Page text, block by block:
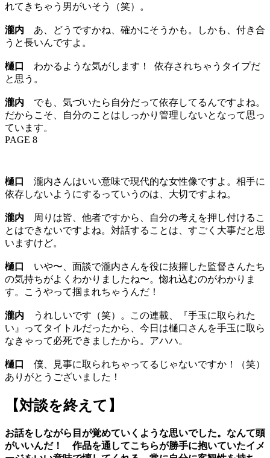
れてきちゃう男がいそう（笑）。
瀧内 あ、どうですかね、確かにそうかも。しかも、付き合
うと長いんですよ。
樋口
わかるような気がします！ 依存されちゃうタイプだ
と思う。
瀧内 でも、気づいたら自分だって依存してるんですよね。
だからこそ、自分のことはしっかり管理しないとなって思っ
ています。
PAGE 8
樋口
瀧内さんはいい意味で現代的な女性像ですよ。相手に
依存しないようにするっていうのは、大切ですよね。
瀧内 周りは皆、他者ですから、自分の考えを押し付けるこ
とはできないですよね。対話することは、すごく大事だと思
いますけど。
樋口
いや〜、面談で瀧内さんを役に抜擢した監督さんたち
の気持ちがよくわかりましたね〜。惚れ込むのがわかりま
す。こうやって掴まれちゃうんだ！
瀧内 うれしいです（笑）。この連載、『手玉に取られた
い』ってタイトルだったから、今日は樋口さんを手玉に取ら
なきゃって必死できましたから。アハハ。
樋口
僕、見事に取られちゃってるじゃないですか！（笑）
ありがとうございました！
【対談を終えて】
お話をしながら目が覚めていくような思いでした。なんて頭
がいいんだ！ 作品を通してこちらが勝手に抱いていたイメ